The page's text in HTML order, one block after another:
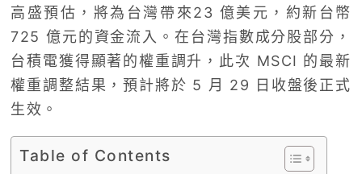
高盛預估，將為台灣帶來23 億美元，約新台幣
725 億元的資金流入。在台灣指數成分股部分，
台積電獲得顯著的權重調升，此次 MSCI 的最新
權重調整結果，預計將於 5 月 29 日收盤後正式
生效。
Table of Contents